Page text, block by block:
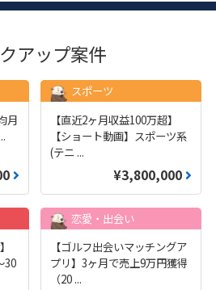
アップ案件
月
...
スポーツ
【直近2ヶ月収益100万超】
【ショート動画】スポーツ系
(テニ ...
¥3,800,000
30
恋愛・出会い
【ゴルフ出会いマッチングア
プリ】3ヶ月で売上9万円獲得
（20 ...